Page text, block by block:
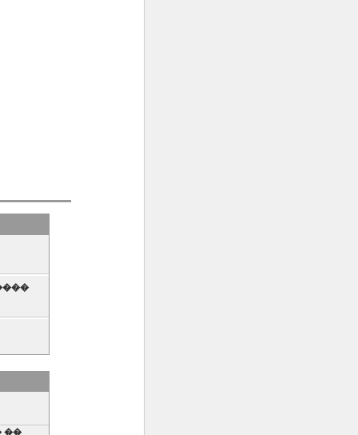
����
��